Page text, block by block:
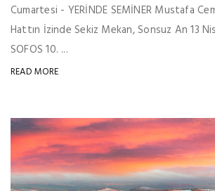
Cumartesi - YERİNDE SEMİNER Mustafa
Hattın İzinde Sekiz Mekan, Sonsuz An 13
SOFOS 10. ...
READ MORE